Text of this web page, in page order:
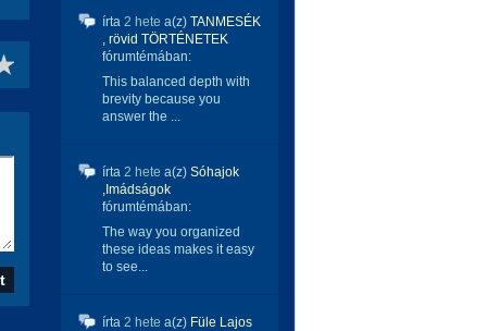
írta 2 hete a(z) TANMESÉK
, rövid TÖRTÉNETEK
fórumtémában:
This balanced depth with
brevity because you
answer the ...
írta 2 hete a(z) Sóhajok
,Imádságok
fórumtémában:
The way you organized
these ideas makes it easy
to see...
írta 2 hete a(z) Füle Lajos